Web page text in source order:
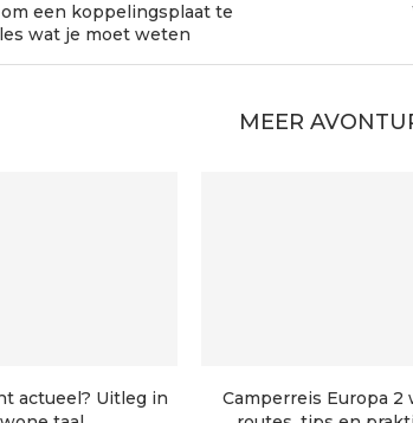
een koppelingsplaat te
wat je moet weten
MEER
actueel? Uitleg in
Camperreis Europa 2